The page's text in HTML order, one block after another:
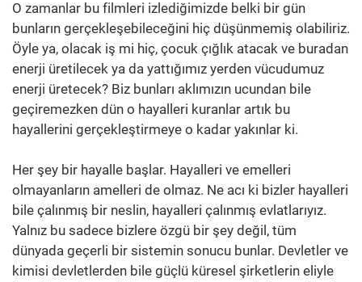
O zamanlar bu filmleri izlediğimizde belki bir gün
bunların gerçekleşebileceğini hiç düşünmemiş olabiliriz.
Öyle ya, olacak iş mi hiç, çocuk çığlık atacak ve buradan
enerji üretilecek ya da yattığımız yerden vücudumuz
enerji üretecek? Biz bunları aklımızın ucundan bile
geçiremezken dün o hayalleri kuranlar artık bu
hayallerini gerçekleştirmeye o kadar yakınlar ki.
Her şey bir hayalle başlar. Hayalleri ve emelleri
olmayanların amelleri de olmaz. Ne acı ki bizler hayalleri
bile çalınmış bir neslin, hayalleri çalınmış evlatlarıyız.
Yalnız bu sadece bizlere özgü bir şey değil, tüm
dünyada geçerli bir sistemin sonucu bunlar. Devletler ve
kimisi devletlerden bile güçlü küresel şirketlerin eliyle